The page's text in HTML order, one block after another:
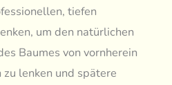
tiefen
um den natürlichen
Baumes von vornherein
lenken und spätere